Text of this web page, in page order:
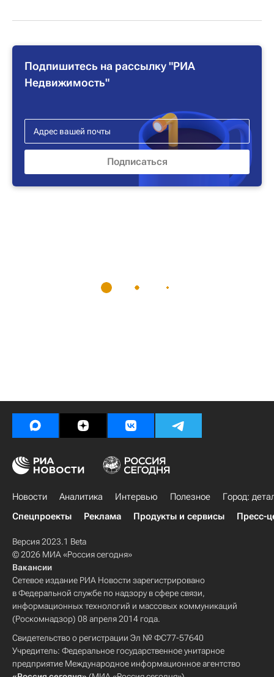
Подпишитесь на рассылку "РИА
Недвижимость"
Новости Аналитика Интервью Полезное
Город:
Спецпроекты
Реклама Продукты и сервисы Пресс-
Версия 2023.1 Beta
© 2026 МИА «Россия сегодня»
Вакансии
Сетевое издание РИА Новости зарегистрировано
в Федеральной службе по надзору в сфере связи,
информационных технологий и массовых коммуникаций
(Роскомнадзор) 08 апреля 2014 года.
Свидетельство о регистрации Эл № ФС77-57640
Учредитель: Федеральное государственное унитарное
предприятие Международное информационное агентство